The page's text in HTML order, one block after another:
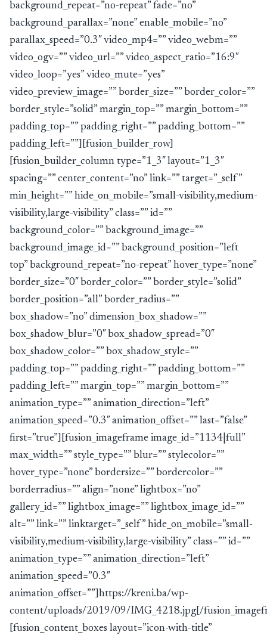
background_repeat=”no-repeat” fade=”no”
background_parallax=”none” enable_mobile=”no”
parallax_speed=”0.3″ video_mp4=”” video_webm=””
video_ogv=”” video_url=”” video_aspect_ratio=”16:9″
video_loop=”yes” video_mute=”yes”
video_preview_image=”” border_size=”” border_color=””
border_style=”solid” margin_top=”” margin_bottom=””
padding_top=”” padding_right=”” padding_bottom=””
padding_left=””][fusion_builder_row]
[fusion_builder_column type=”1_3″ layout=”1_3″
spacing=”” center_content=”no” link=”” target=”_self”
min_height=”” hide_on_mobile=”small-visibility,medium-
visibility,large-visibility” class=”” id=””
background_color=”” background_image=””
background_image_id=”” background_position=”left
top” background_repeat=”no-repeat” hover_type=”none”
border_size=”0″ border_color=”” border_style=”solid”
border_position=”all” border_radius=””
box_shadow=”no” dimension_box_shadow=””
box_shadow_blur=”0″ box_shadow_spread=”0″
box_shadow_color=”” box_shadow_style=””
padding_top=”” padding_right=”” padding_bottom=””
padding_left=”” margin_top=”” margin_bottom=””
animation_type=”” animation_direction=”left”
animation_speed=”0.3″ animation_offset=”” last=”false”
first=”true”][fusion_imageframe image_id=”1134|full”
max_width=”” style_type=”” blur=”” stylecolor=””
hover_type=”none” bordersize=”” bordercolor=””
borderradius=”” align=”none” lightbox=”no”
gallery_id=”” lightbox_image=”” lightbox_image_id=””
alt=”” link=”” linktarget=”_self” hide_on_mobile=”small-
visibility,medium-visibility,large-visibility” class=”” id=””
animation_type=”” animation_direction=”left”
animation_speed=”0.3″
animation_offset=””]https://kreni.ba/wp-
content/uploads/2019/09/IMG_4218.jpg[/
[fusion_content_boxes layout=”icon-with-title”